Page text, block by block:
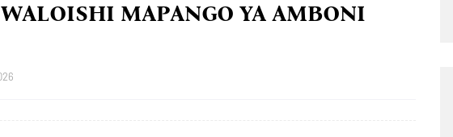
MAPANGO YA AMBONI